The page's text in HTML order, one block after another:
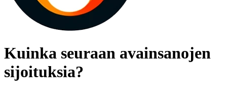
Kuinka seuraan avainsanojen
sijoituksia?